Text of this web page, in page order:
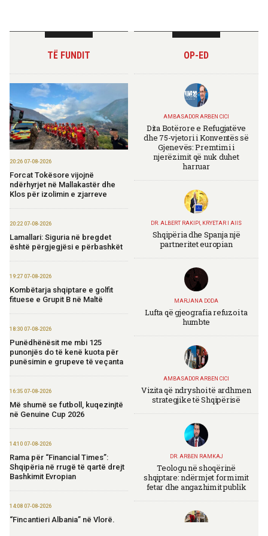
TË FUNDIT
20:26 07-08-2026
Forcat Tokësore vijojnë
ndërhyrjet në Mallakastër dhe
Klos për izolimin e zjarreve
20:22 07-08-2026
Lamallari: Siguria në bregdet
është përgjegjësi e përbashkët
19:27 07-08-2026
Kombëtarja shqiptare e golfit
fituese e Grupit B në Maltë
18:30 07-08-2026
Punëdhënësit me mbi 125
punonjës do të kenë kuota për
punësimin e grupeve të veçanta
16:35 07-08-2026
Më shumë se futboll, kuqezinjtë
në Genuine Cup 2026
14:10 07-08-2026
Rama për “Financial Times”:
Shqipëria në rrugë të qartë drejt
Bashkimit Evropian
14:08 07-08-2026
“Fincantieri Albania” në Vlorë,
OP-ED
AMBASADOR ARBEN CICI
Dita Botërore e Refugjatëve
dhe 75-vjetori i Konventës së
Gjenevës: Premtimi i
njerëzimit që nuk duhet
harruar
DR. ALBERT RAKIPI, KRYETAR I AIIS
Shqipëria dhe Spanja një
partneritet europian
MARJANA DODA
Lufta që gjeografia refuzoi ta
humbte
AMBASADOR ARBEN CICI
Vizita që ndryshoi të ardhmen
strategjike të Shqipërisë
DR. ARBEN RAMKAJ
Teologu në shoqërinë
shqiptare: ndërmjet formimit
fetar dhe angazhimit publik